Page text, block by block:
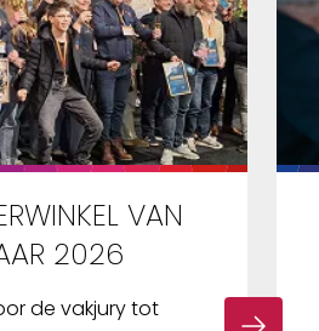
VAN
2026
de vakjury tot